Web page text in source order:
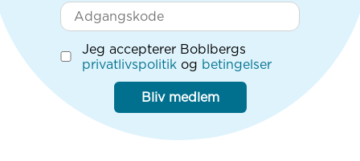
Jeg accepterer Boblbergs
privatlivspolitik og betingelser
Bliv medlem